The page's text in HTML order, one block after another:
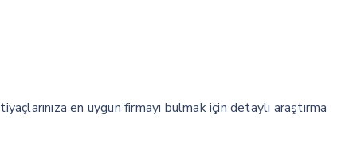
en uygun firmayı bulmak için detaylı araştırma